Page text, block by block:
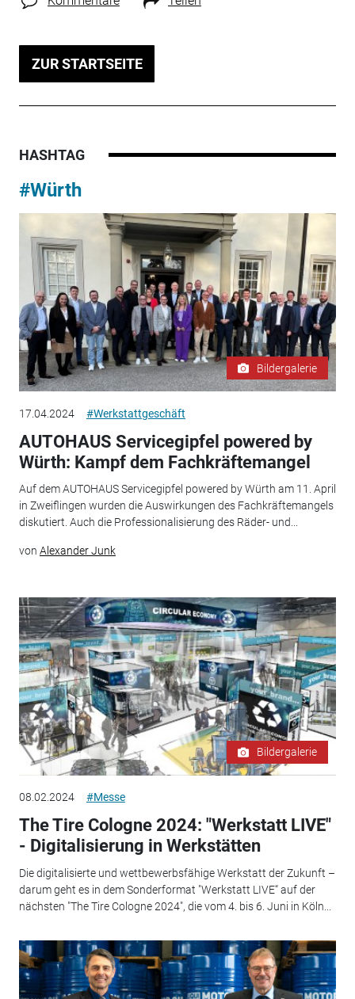
ZUR STARTSEITE
HASHTAG
#Würth
Bildergalerie
17.04.2024 #Werkstattgeschäft
AUTOHAUS Servicegipfel powered by
Würth: Kampf dem Fachkräftemangel
Auf dem AUTOHAUS Servicegipfel powered by Würth am 11. April
in Zweiflingen wurden die Auswirkungen des Fachkräftemangels
diskutiert. Auch die Professionalisierung des Räder- und...
von Alexander Junk
Bildergalerie
08.02.2024 #Messe
The Tire Cologne 2024: "Werkstatt LIVE"
- Digitalisierung in Werkstätten
Die digitalisierte und wettbewerbsfähige Werkstatt der Zukunft –
darum geht es in dem Sonderformat "Werkstatt LIVE“ auf der
nächsten "The Tire Cologne 2024", die vom 4. bis 6. Juni in Köln...